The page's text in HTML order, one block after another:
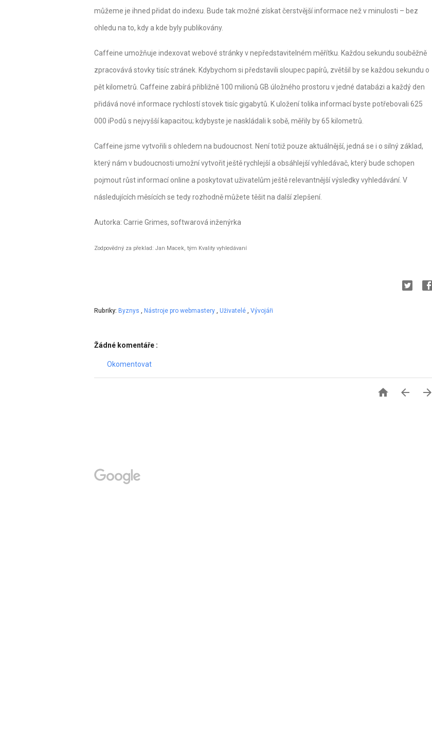
můžeme je ihned přidat do indexu. Bude tak možné získat čerstvější informace než v minulosti – bez
ohledu na to, kdy a kde byly publikovány.
Caffeine umožňuje indexovat webové stránky v nepředstavitelném měřítku. Každou sekundu souběžně
zpracovává stovky tisíc stránek. Kdybychom si představili sloupec papírů, zvětšil by se každou sekundu o
pět kilometrů. Caffeine zabírá přibližně 100 milionů GB úložného prostoru v jedné databázi a každý den
přidává nové informace rychlostí stovek tisíc gigabytů. K uložení tolika informací byste potřebovali 625
000 iPodů s nejvyšší kapacitou; kdybyste je naskládali k sobě, měřily by 65 kilometrů.
Caffeine jsme vytvořili s ohledem na budoucnost. Není totiž pouze aktuálnější, jedná se i o silný základ,
který nám v budoucnosti umožní vytvořit ještě rychlejší a obsáhlejší vyhledávač, který bude schopen
pojmout růst informací online a poskytovat uživatelům ještě relevantnější výsledky vyhledávání. V
následujících měsících se tedy rozhodně můžete těšit na další zlepšení.
Autorka: Carrie Grimes, softwarová inženýrka
Zodpovědný za překlad: Jan Macek, tým Kvality vyhledávaní
Rubriky: Byznys , Nástroje pro webmastery , Uživatelé , Vývojáři
Žádné komentáře :
Okomentovat
  